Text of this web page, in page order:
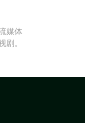
媒体
。